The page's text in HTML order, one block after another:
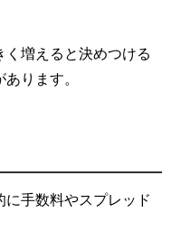
増えると決めつける
ります。
手数料やスプレッド